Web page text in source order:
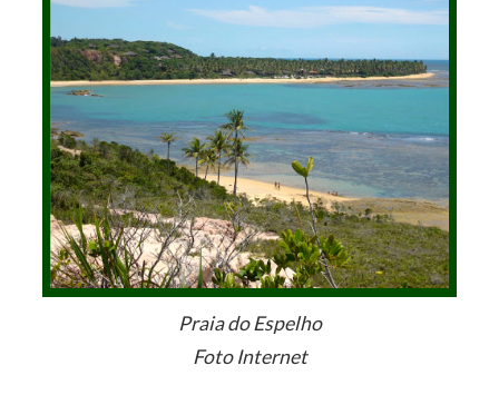
Praia do Espelho
Foto Internet